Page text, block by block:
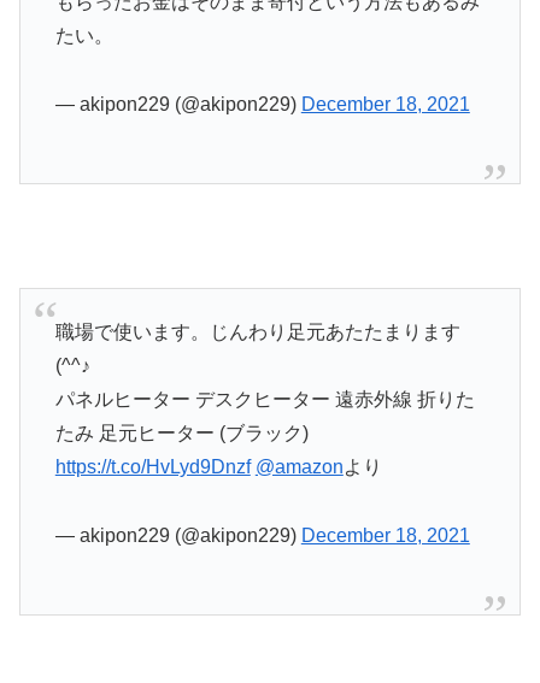
たい。
— akipon229 (@akipon229) December 18, 2021
職場で使います。じんわり足元あたたまります
(^^♪
パネルヒーター デスクヒーター 遠赤外線 折りた
たみ 足元ヒーター (ブラック)
https://t.co/HvLyd9Dnzf @amazonより
— akipon229 (@akipon229) December 18, 2021